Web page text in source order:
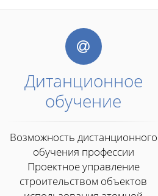
Дитанционное
обучение
Возможность дистанционного
обучения профессии
Проектное управление
строительством объектов